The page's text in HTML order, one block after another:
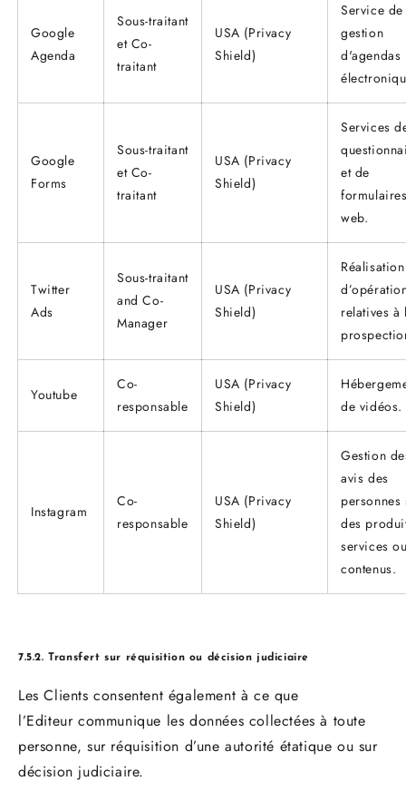
Google
Agenda
Sous-traitant
et Co-
traitant
USA (Privacy
Shield)
Service de
gestion
d'agendas
Google
Forms
Sous-traitant
et Co-
traitant
USA (Privacy
Shield)
Services
et de
web.
Twitter
Ads
Sous-traitant
and Co-
Manager
USA (Privacy
Shield)
Réalisation
relatives à
Youtube
Co-
responsable
USA (Privacy
Shield)
de vidéos.
Instagram
Co-
responsable
USA (Privacy
Shield)
Gestion
avis des
personnes
des
services
contenus.
7.5.2. Transfert sur réquisition ou décision judiciaire
Les Clients consentent également à ce que
l’Editeur communique les données collectées à toute
personne, sur réquisition d’une autorité étatique ou sur
décision judiciaire.